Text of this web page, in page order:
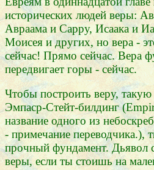
исторических людей веры:
Авраама и Сарру, Исаака и
Моисея и других, но вера -
сейчас! Прямо сейчас. Вера
передвигает горы - сейчас.
Чтобы построить веру,
Эмпаср-Стейт-билдинг
название одного из
- примечание переводчика.),
прочный фундамент. Дьявол
веры, если ты стоишь на